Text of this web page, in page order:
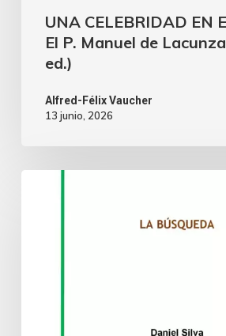
UNA CELEBRIDAD EN
El P. Manuel de
ed.)
Alfred-Félix Vaucher
13 junio, 2026